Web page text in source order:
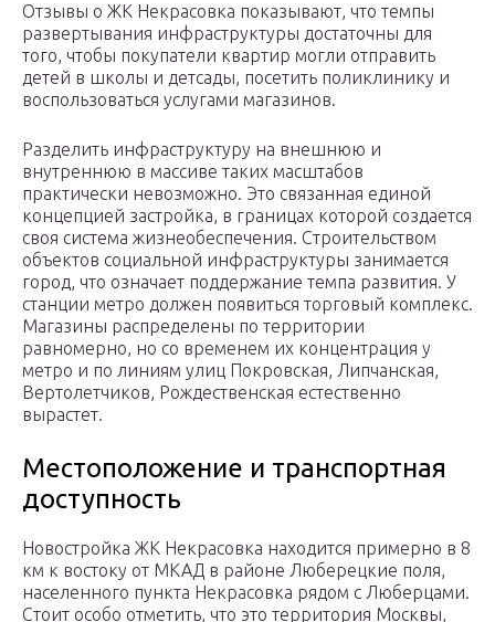
Отзывы о ЖК Некрасовка показывают, что темпы
развертывания инфраструктуры достаточны для
того, чтобы покупатели квартир могли отправить
детей в школы и детсады, посетить поликлинику и
воспользоваться услугами магазинов.
Разделить инфраструктуру на внешнюю и
внутреннюю в массиве таких масштабов
практически невозможно. Это связанная единой
концепцией застройка, в границах которой создается
своя система жизнеобеспечения. Строительством
объектов социальной инфраструктуры занимается
город, что означает поддержание темпа развития. У
станции метро должен появиться торговый комплекс.
Магазины распределены по территории
равномерно, но со временем их концентрация у
метро и по линиям улиц Покровская, Липчанская,
Вертолетчиков, Рождественская естественно
вырастет.
Местоположение и транспортная
доступность
Новостройка ЖК Некрасовка находится примерно в 8
км к востоку от МКАД в районе Люберецкие поля,
населенного пункта Некрасовка рядом с Люберцами.
Стоит особо отметить, что это территория Москвы,